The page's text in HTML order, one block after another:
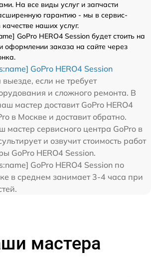
На все виды услуг и запчасти
гарантию - мы в сервис-
наших услуг.
GoPro HERO4 Session будет стоить на
оформлении заказа на сайте через
GoPro HERO4 Session
если не требует
и сложного ремонта. В
мастер доставит GoPro HERO4
в Москве и доставит обратно.
мастер сервисного центра GoPro в
и озвучит стоимость работ
GoPro HERO4 Session.
GoPro HERO4 Session по
в среднем занимает 3-4 часа при
мастера